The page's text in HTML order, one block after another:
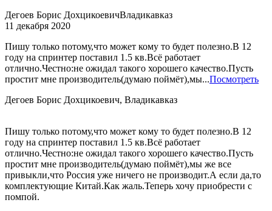
Дегоев Борис ДохцикоевичВладикавказ
11 декабря 2020
Пишу только потому,что может кому то будет полезно.В 12
году на спринтер поставил 1.5 кв.Всё работает
отлично.Честно:не ожидал такого хорошего качество.Пусть
простит мне производитель(думаю поймёт),мы...Посмотреть
Дегоев Борис Дохцикоевич, Владикавказ
Пишу только потому,что может кому то будет полезно.В 12
году на спринтер поставил 1.5 кв.Всё работает
отлично.Честно:не ожидал такого хорошего качество.Пусть
простит мне производитель(думаю поймёт),мы же все
привыкли,что Россия уже ничего не производит.А если да,то
комплектующие Китай.Как жаль.Теперь хочу приобрести с
помпой.